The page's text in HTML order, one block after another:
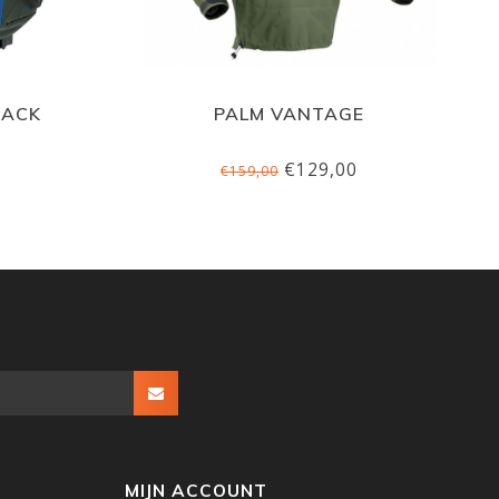
PALM VANTAGE
€159,00€129,00
MIJN ACCOUNT